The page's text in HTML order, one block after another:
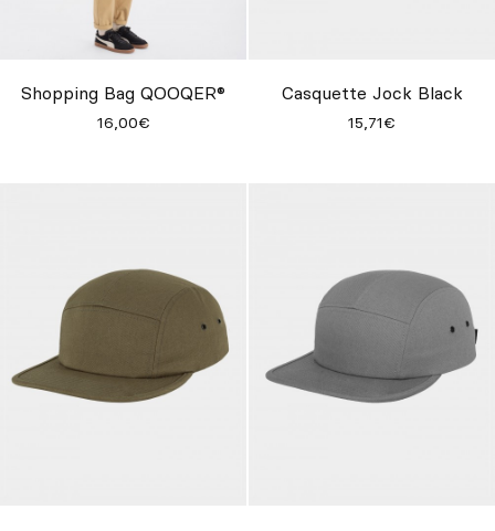
Shopping Bag QOOQER®
16,00€
Casquette Jock Black
15,71€